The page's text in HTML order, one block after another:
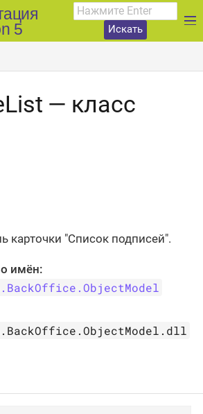
5
Искать
— класс
карточки "Список подписей".
имён: